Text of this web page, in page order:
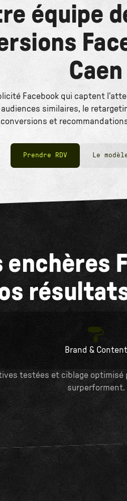
équipe
Caen
Facebook qui captent
similaires, le
conversions et
Prendre RDV Le
Brand & Content
testées et ciblage
surperforment.